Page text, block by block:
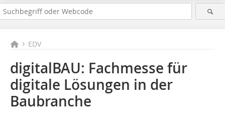
EDV
digitalBAU: Fachmesse für
digitale Lösungen in der
Baubranche